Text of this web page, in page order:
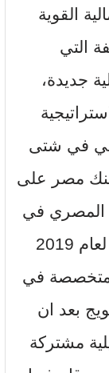
القوية
التي
جديدة،
في شتى
مصر على
المصري في
ترتيب وتسويق القروض المشتركة لعام 2019
في
بعد ان
صفقة تمويلية مشتركة